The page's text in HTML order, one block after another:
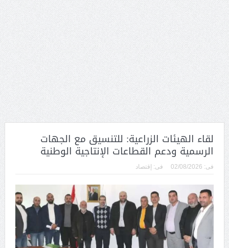
لقاء الهيئات الزراعية: للتنسيق مع الجهات
الرسمية ودعم القطاعات الإنتاجية الوطنية
فى: 02/08/2026 فى: إقتصاد